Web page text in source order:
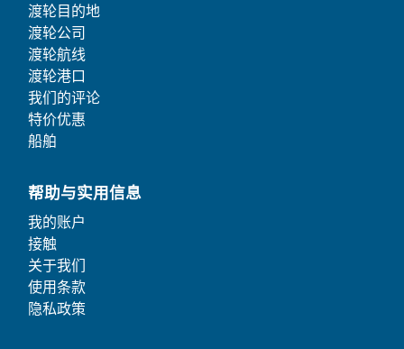
渡轮目的地
渡轮公司
渡轮航线
渡轮港口
我们的评论
特价优惠
船舶
帮助与实用信息
我的账户
接触
关于我们
使用条款
隐私政策